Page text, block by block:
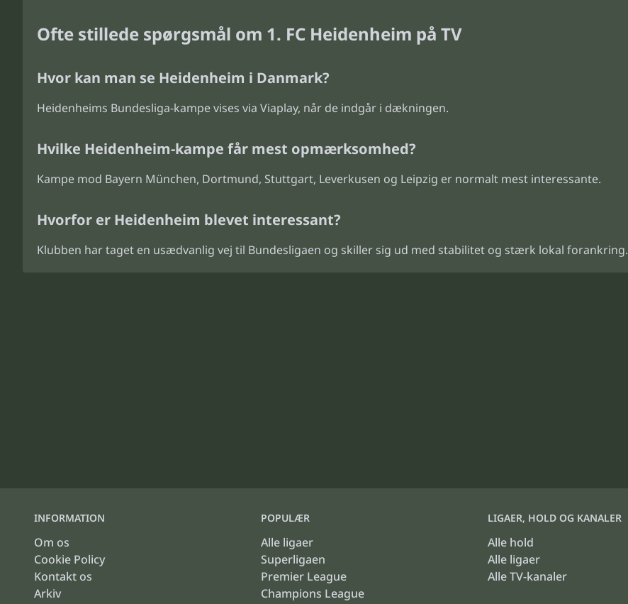
Ofte stillede spørgsmål om 1. FC Heidenheim på TV
Hvor kan man se Heidenheim i Danmark?
Heidenheims Bundesliga-kampe vises via Viaplay, når de indgår i dækningen.
Hvilke Heidenheim-kampe får mest opmærksomhed?
Kampe mod Bayern München, Dortmund, Stuttgart, Leverkusen og Leipzig er normalt mest interessante.
Hvorfor er Heidenheim blevet interessant?
Klubben har taget en usædvanlig vej til Bundesligaen og skiller sig ud med stabilitet og stærk lokal forankring.
INFORMATION
Om os
Cookie Policy
Kontakt os
Arkiv
POPULÆR
Alle ligaer
Superligaen
Premier League
Champions League
LIGAER, HOLD OG KANALER
Alle hold
Alle ligaer
Alle TV-kanaler